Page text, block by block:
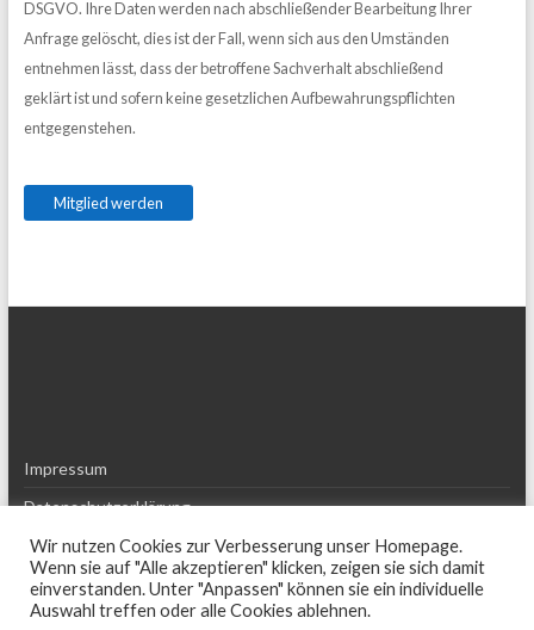
DSGVO. Ihre Daten werden nach abschließender Bearbeitung Ihrer
Anfrage gelöscht, dies ist der Fall, wenn sich aus den Umständen
entnehmen lässt, dass der betroffene Sachverhalt abschließend
geklärt ist und sofern keine gesetzlichen Aufbewahrungspflichten
entgegenstehen.
Impressum
Datenschutzerklärung
Haftungsausschluss (Disclaimer)
Wir nutzen Cookies zur Verbesserung unser Homepage.
Wenn sie auf "Alle akzeptieren" klicken, zeigen sie sich damit
einverstanden. Unter "Anpassen" können sie ein individuelle
Auswahl treffen oder alle Cookies ablehnen.